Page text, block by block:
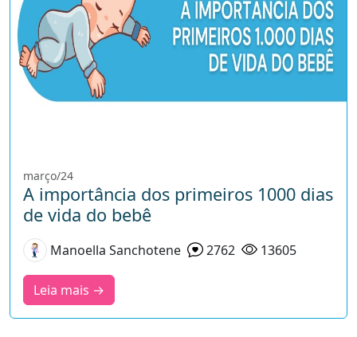
março/24
A importância dos primeiros 1000 dias
de vida do bebê
Manoella Sanchotene 2762 13605
Leia mais →